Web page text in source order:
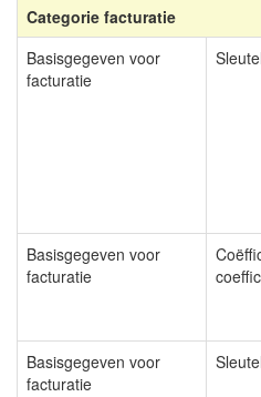
Categorie facturatie
Basisgegeven voor
facturatie
Basisgegeven voor
facturatie
Basisgegeven voor
facturatie